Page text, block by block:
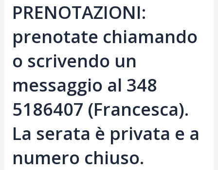
PRENOTAZIONI:
prenotate chiamando
o scrivendo un
messaggio al 348
5186407 (Francesca).
La serata è privata e a
numero chiuso.